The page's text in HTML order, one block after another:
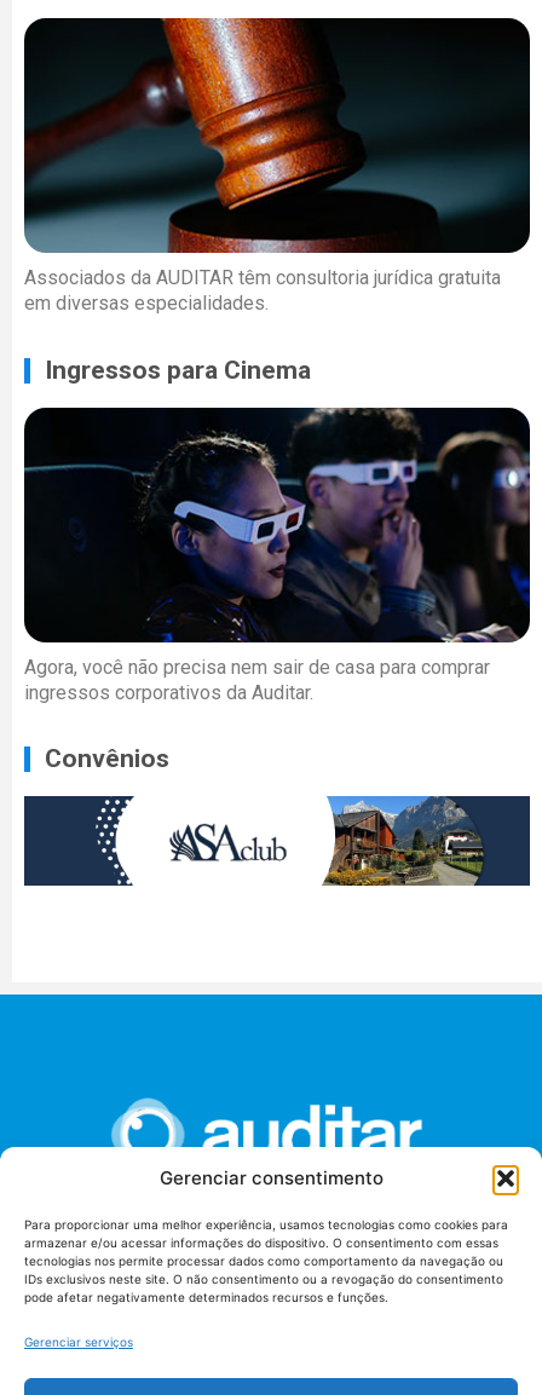
Gerenciar consentimento
Para proporcionar uma melhor experiência, usamos tecnologias como cookies para
armazenar e/ou acessar informações do dispositivo. O consentimento com essas
tecnologias nos permite processar dados como comportamento da navegação ou
IDs exclusivos neste site. O não consentimento ou a revogação do consentimento
pode afetar negativamente determinados recursos e funções.
Gerenciar serviços
Associados da AUDITAR têm consultoria jurídica gratuita
em diversas especialidades.
Ingressos para Cinema
Agora, você não precisa nem sair de casa para comprar
ingressos corporativos da Auditar.
Convênios
União dos Auditores Federais de Controle Externo -
AUDITAR
Setor de Administração Federal Sul (SAF/Sul), Qd. 04, Lt. 01
Tribunal de Contas da União (TCU), Subsolo, Sala S04